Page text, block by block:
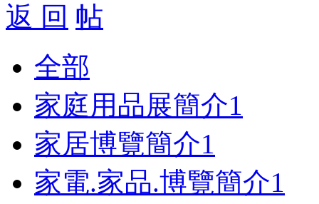
返 回
全部
家庭用品展簡介1
家居博覽簡介1
家電.家品.博覽簡介1